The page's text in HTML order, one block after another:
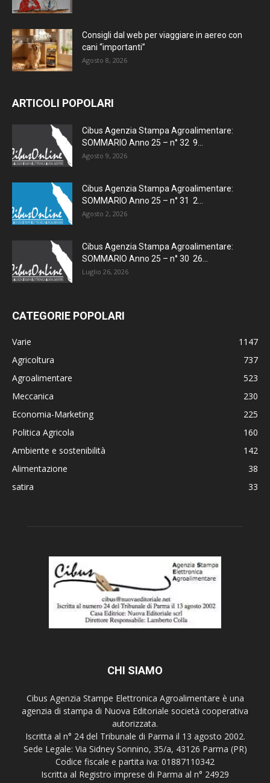
Consigli dal web per viaggiare in aereo con
cani “importanti”
Agosto 8, 2026
ARTICOLI POPOLARI
Cibus Agenzia Stampa Agroalimentare:
SOMMARIO Anno 25 – n° 32 9...
Agosto 9, 2026
Cibus Agenzia Stampa Agroalimentare:
SOMMARIO Anno 25 – n° 31 2...
Agosto 2, 2026
Cibus Agenzia Stampa Agroalimentare:
SOMMARIO Anno 25 – n° 30 26...
Luglio 26, 2026
CATEGORIE POPOLARI
Varie
1147
Agricoltura
737
Agroalimentare
523
Meccanica
230
Economia-Marketing
225
Politica Agricola
160
Ambiente e sostenibilità
142
Alimentazione
38
satira
33
CHI SIAMO
Cibus Agenzia Stampe Elettronica Agroalimentare è una
agenzia di stampa di Nuova Editoriale società cooperativa
autorizzata.
Iscritta al n° 24 del Tribunale di Parma il 13 agosto 2002.
Sede Legale: Via Sidney Sonnino, 35/a, 43126 Parma (PR)
Codice fiscale e partita iva: 01887110342
Iscritta al Registro imprese di Parma al n° 24929